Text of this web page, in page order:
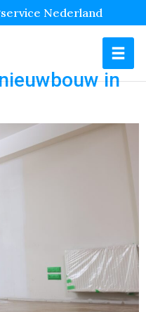
Nederland
in